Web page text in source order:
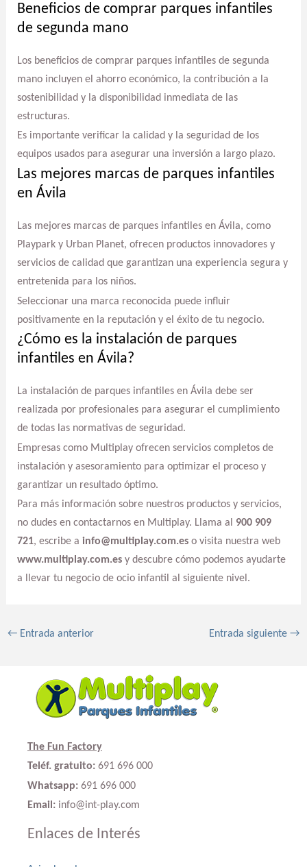
Beneficios de comprar parques infantiles
de segunda mano
Los beneficios de comprar parques infantiles de segunda
mano incluyen el ahorro económico, la contribución a la
sostenibilidad y la disponibilidad inmediata de las
estructuras.
Es importante verificar la calidad y la seguridad de los
equipos usados para asegurar una inversión a largo plazo.
Las mejores marcas de parques infantiles
en Ávila
Las mejores marcas de parques infantiles en Ávila, como
Playpark y Urban Planet, ofrecen productos innovadores y
servicios de calidad que garantizan una experiencia segura y
entretenida para los niños.
Seleccionar una marca reconocida puede influir
positivamente en la reputación y el éxito de tu negocio.
¿Cómo es la instalación de parques
infantiles en Ávila?
La instalación de parques infantiles en Ávila debe ser
realizada por profesionales para asegurar el cumplimiento
de todas las normativas de seguridad.
Empresas como Multiplay ofrecen servicios completos de
instalación y asesoramiento para optimizar el proceso y
garantizar un resultado óptimo.
Para más información sobre nuestros productos y servicios,
no dudes en contactarnos en Multiplay. Llama al 900 909
721, escribe a info@multiplay.com.eso visita nuestra web
www.multiplay.com.esy descubre cómo podemos ayudarte
a llevar tu negocio de ocio infantil al siguiente nivel.
←Entrada anterior Entrada siguiente→
The Fun Factory
Teléf. gratuito: 691 696 000
Whatsapp: 691 696 000
Email: info@int-play.com
Enlaces de Interés